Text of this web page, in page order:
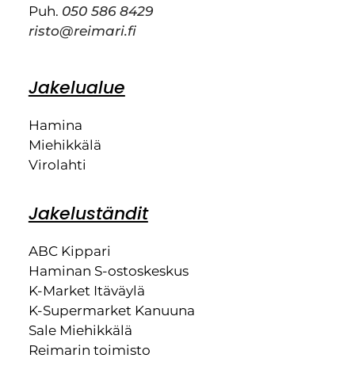
Puh. 050 586 8429
risto@reimari.fi
Jakelualue
Hamina
Miehikkälä
Virolahti
Jakeluständit
ABC Kippari
Haminan S-ostoskeskus
K-Market Itäväylä
K-Supermarket Kanuuna
Sale Miehikkälä
Reimarin toimisto